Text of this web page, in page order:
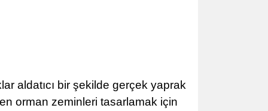
aldatıcı bir şekilde gerçek yaprak
orman zeminleri tasarlamak için